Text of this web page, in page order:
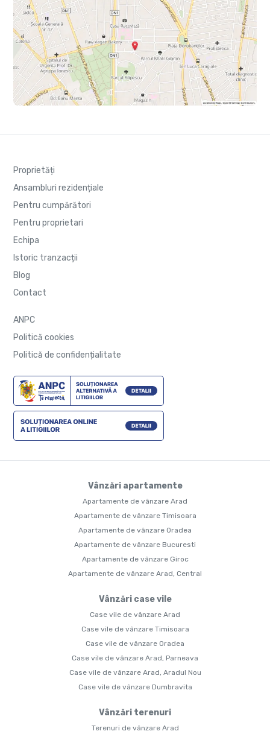
Proprietăți
Ansambluri rezidențiale
Pentru cumpărători
Pentru proprietari
Echipa
Istoric tranzacții
Blog
Contact
ANPC
Politică cookies
Politică de confidențialitate
Vânzări apartamente
Apartamente de vânzare Arad
Apartamente de vânzare Timisoara
Apartamente de vânzare Oradea
Apartamente de vânzare Bucuresti
Apartamente de vânzare Giroc
Apartamente de vânzare Arad, Central
Vânzări case vile
Case vile de vânzare Arad
Case vile de vânzare Timisoara
Case vile de vânzare Oradea
Case vile de vânzare Arad, Parneava
Case vile de vânzare Arad, Aradul Nou
Case vile de vânzare Dumbravita
Vânzări terenuri
Terenuri de vânzare Arad